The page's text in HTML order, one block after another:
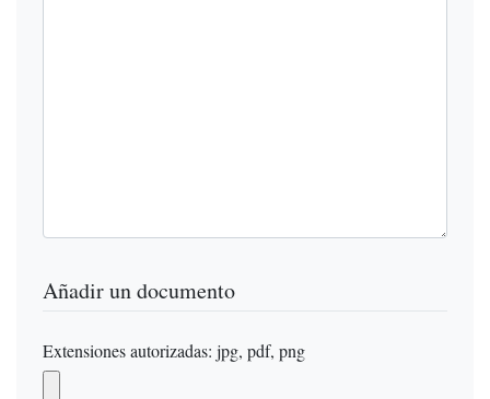
Añadir un documento
Extensiones autorizadas: jpg, pdf, png